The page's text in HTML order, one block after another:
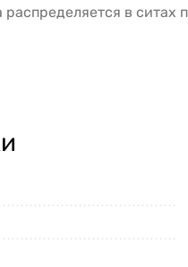
в ситах